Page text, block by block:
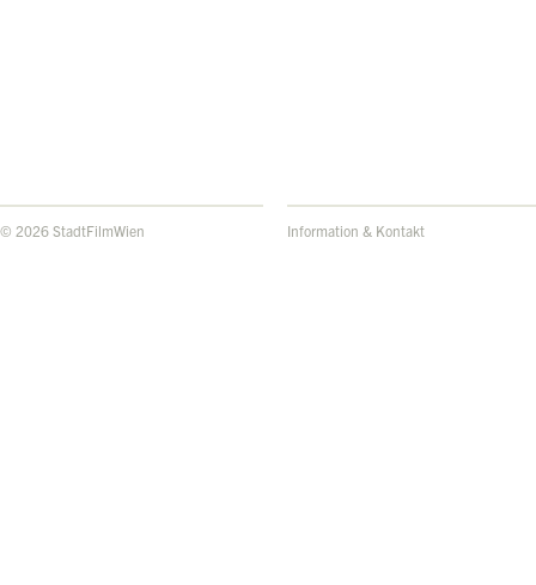
© 2026 StadtFilmWien Information & Kontakt